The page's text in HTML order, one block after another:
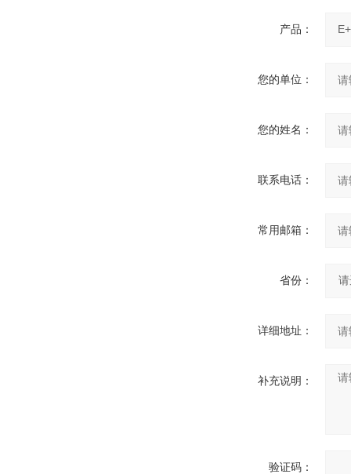
产品：
您的单位：
您的姓名：
联系电话：
常用邮箱：
省份：
详细地址：
补充说明：
验证码：